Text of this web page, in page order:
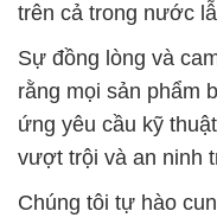
trên cả trong nước
Sự đồng lòng và
rằng mọi sản phẩm
ứng yêu cầu kỹ
vượt trội và an ninh
Chúng tôi tự hào